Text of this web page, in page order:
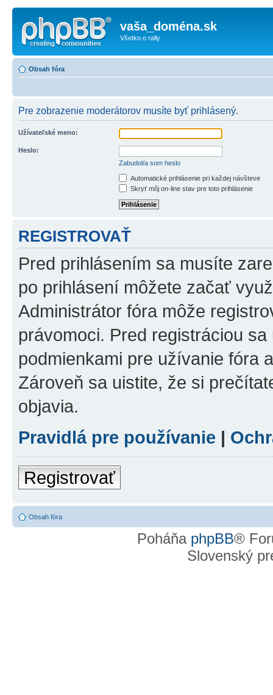
vaša_doména.sk
Všetko o rally
Obsah fóra
Pre zobrazenie moderátorov musíte byť prihlásený.
Užívateľské meno:
Heslo:
Zabudol/a som heslo
Automatické prihlásenie pri každej návšteve
Skryť môj on-line stav pre toto prihlásenie
REGISTROVAŤ
Pred prihlásením sa musíte
po prihlásení môžete začať
Administrátor fóra môže
právomoci. Pred registráciou
podmienkami pre užívanie fóra
Zároveň sa uistite, že si
objavia.
Pravidlá pre používanie |
Registrovať
Obsah fóra
Poháňa phpBB®
Slovenský